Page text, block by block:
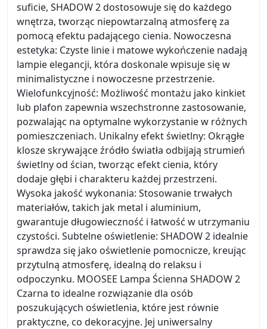
suficie, SHADOW 2 dostosowuje się do każdego
wnętrza, tworząc niepowtarzalną atmosferę za
pomocą efektu padającego cienia. Nowoczesna
estetyka: Czyste linie i matowe wykończenie nadają
lampie elegancji, która doskonale wpisuje się w
minimalistyczne i nowoczesne przestrzenie.
Wielofunkcyjność: Możliwość montażu jako kinkiet
lub plafon zapewnia wszechstronne zastosowanie,
pozwalając na optymalne wykorzystanie w różnych
pomieszczeniach. Unikalny efekt świetlny: Okrągłe
klosze skrywające źródło światła odbijają strumień
świetlny od ścian, tworząc efekt cienia, który
dodaje głębi i charakteru każdej przestrzeni.
Wysoka jakość wykonania: Stosowanie trwałych
materiałów, takich jak metal i aluminium,
gwarantuje długowieczność i łatwość w utrzymaniu
czystości. Subtelne oświetlenie: SHADOW 2 idealnie
sprawdza się jako oświetlenie pomocnicze, kreując
przytulną atmosferę, idealną do relaksu i
odpoczynku. MOOSEE Lampa Ścienna SHADOW 2
Czarna to idealne rozwiązanie dla osób
poszukujących oświetlenia, które jest równie
praktyczne, co dekoracyjne. Jej uniwersalny